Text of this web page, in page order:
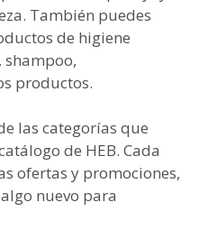
También puedes
de higiene
shampoo,
productos.
las categorías que
de HEB. Cada
ofertas y promociones,
nuevo para